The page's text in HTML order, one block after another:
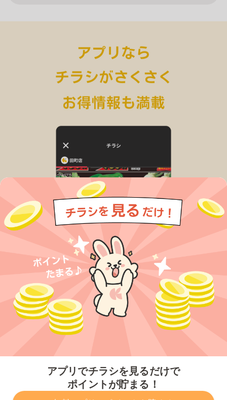
アプリでチラシを見るだけで
ポイントが貯まる！